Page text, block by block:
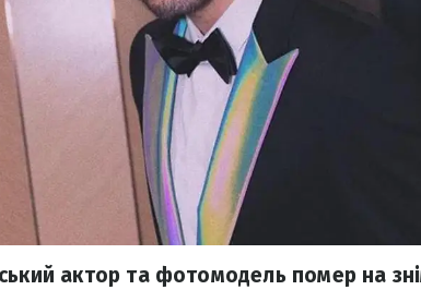
актор та фотомодель помер на